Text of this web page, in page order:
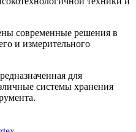
современные решения в
и измерительного
для
системы хранения